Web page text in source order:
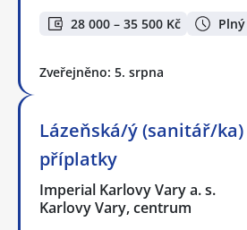
28 000 – 35 500 Kč
Zveřejněno: 5. srpna
Lázeňská/ý (sanitář/ka)
příplatky
Imperial Karlovy Vary a. s.
Karlovy Vary, centrum